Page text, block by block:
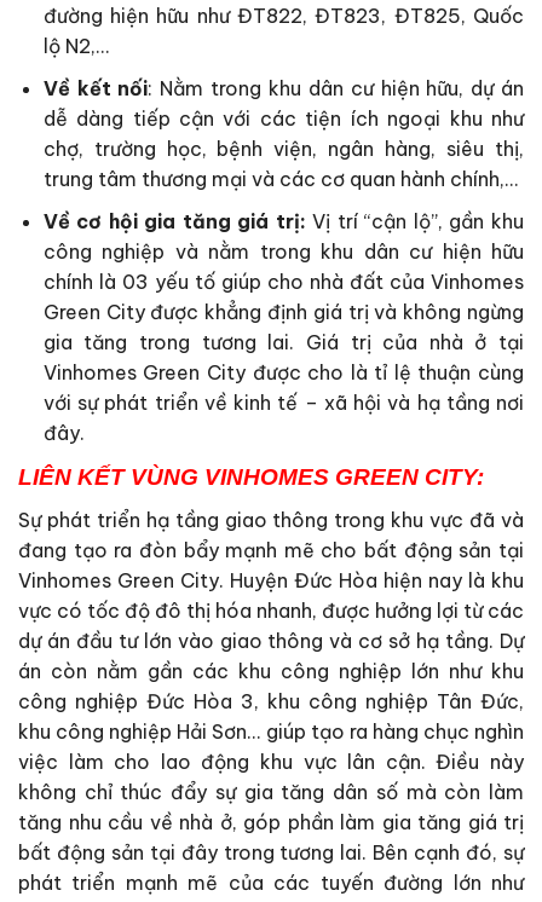
đường hiện hữu như ĐT822, ĐT823, ĐT825, Quốc
lộ N2,…
Về kết nối: Nằm trong khu dân cư hiện hữu, dự án
dễ dàng tiếp cận với các tiện ích ngoại khu như
chợ, trường học, bệnh viện, ngân hàng, siêu thị,
trung tâm thương mại và các cơ quan hành chính,…
Về cơ hội gia tăng giá trị: Vị trí “cận lộ”, gần khu
công nghiệp và nằm trong khu dân cư hiện hữu
chính là 03 yếu tố giúp cho nhà đất của Vinhomes
Green City được khẳng định giá trị và không ngừng
gia tăng trong tương lai. Giá trị của nhà ở tại
Vinhomes Green City được cho là tỉ lệ thuận cùng
với sự phát triển về kinh tế – xã hội và hạ tầng nơi
đây.
LIÊN KẾT VÙNG VINHOMES GREEN CITY:
Sự phát triển hạ tầng giao thông trong khu vực đã và
đang tạo ra đòn bẩy mạnh mẽ cho bất động sản tại
Vinhomes Green City. Huyện Đức Hòa hiện nay là khu
vực có tốc độ đô thị hóa nhanh, được hưởng lợi từ các
dự án đầu tư lớn vào giao thông và cơ sở hạ tầng. Dự
án còn nằm gần các khu công nghiệp lớn như khu
công nghiệp Đức Hòa 3, khu công nghiệp Tân Đức,
khu công nghiệp Hải Sơn… giúp tạo ra hàng chục nghìn
việc làm cho lao động khu vực lân cận. Điều này
không chỉ thúc đẩy sự gia tăng dân số mà còn làm
tăng nhu cầu về nhà ở, góp phần làm gia tăng giá trị
bất động sản tại đây trong tương lai. Bên cạnh đó, sự
phát triển mạnh mẽ của các tuyến đường lớn như